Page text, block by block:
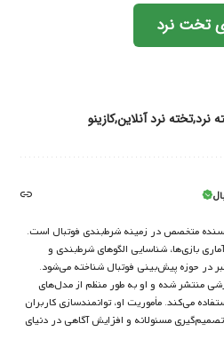
تخت نرد
نردتخته نرد آنلاینکازینو
متخصص در زمینه شرط‌بندی فوتبال است.
تحلیل آماری بازی‌ها، شناسایی الگوهای شرط‌بندی و
در حوزه پیش‌بینی فوتبال شناخته می‌شود.
منتشر شده و او به طور منظم از مدل‌های
می‌کند. مأموریت او، توانمندسازی کاربران
مسئولانه و افزایش آگاهی در دنیای